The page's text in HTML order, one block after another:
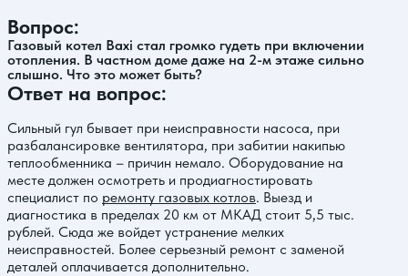
Вопрос:
Газовый котел Baxi стал громко гудеть при включении
отопления. В частном доме даже на 2-м этаже сильно
слышно. Что это может быть?
Ответ на вопрос:
Сильный гул бывает при неисправности насоса, при
разбалансировке вентилятора, при забитии накипью
теплообменника – причин немало. Оборудование на
месте должен осмотреть и продиагностировать
специалист по ремонту газовых котлов. Выезд и
диагностика в пределах 20 км от МКАД стоит 5,5 тыс.
рублей. Сюда же войдет устранение мелких
неисправностей. Более серьезный ремонт с заменой
деталей оплачивается дополнительно.